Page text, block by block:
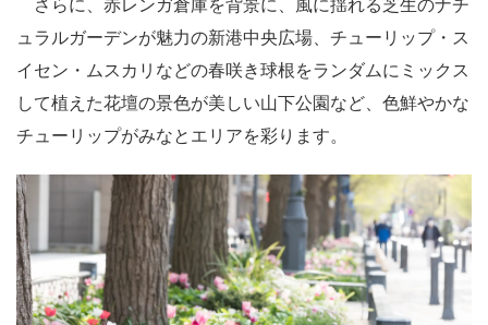
さらに、赤レンガ倉庫を背景に、風に揺れる芝生のナチ
ュラルガーデンが魅力の新港中央広場、チューリップ・ス
イセン・ムスカリなどの春咲き球根をランダムにミックス
して植えた花壇の景色が美しい山下公園など、色鮮やかな
チューリップがみなとエリアを彩ります。